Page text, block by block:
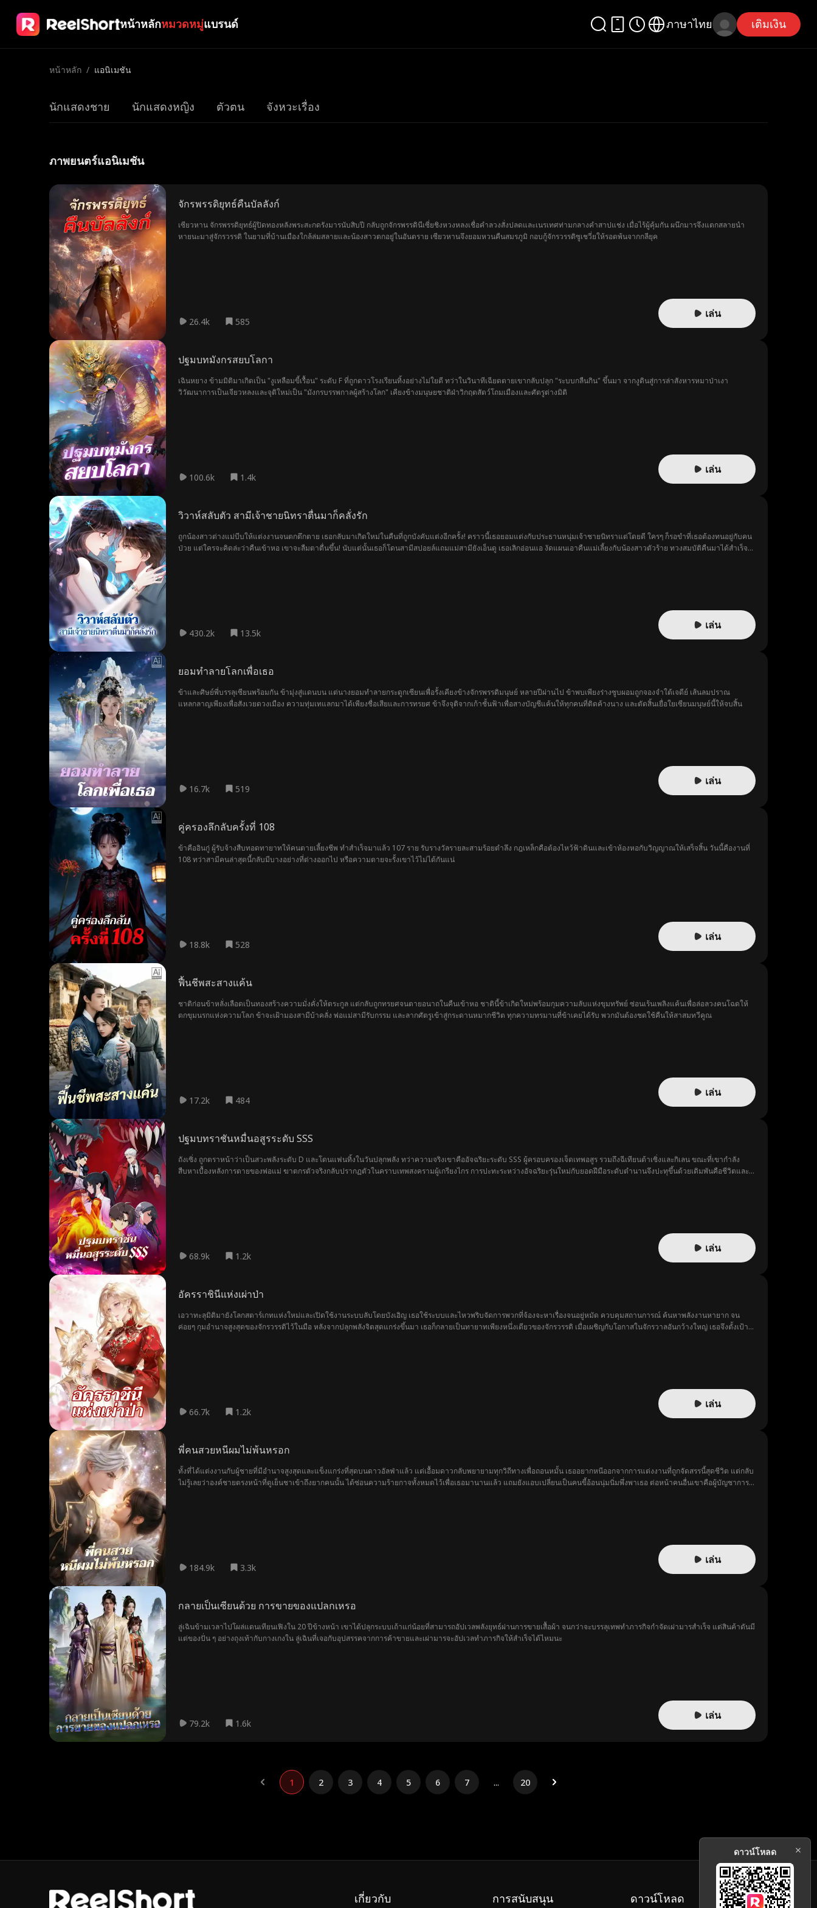
หน้าหลักหมวดหมู่แบรนด์ ภาษาไทย เติมเงิน
หน้าหลัก / แอนิเมชัน
นักแสดงชาย นักแสดงหญิง ตัวตน จังหวะเรื่อง
ภาพยนตร์แอนิเมชัน
จักรพรรดิยุทธ์คืนบัลลังก์
เซียวหาน จักรพรรดิยุทธ์ผู้ปิดทองหลังพระสะกดรังมารนับสิบปี กลับถูกจักรพรรดินีเซี่ยชิงหวงหลงเชื่อคำลวงสั่งปลดและเนรเทศท่ามกลางคำสาปแช่ง เมื่อไร้ผู้คุ้มกัน ผนึกมารจึงแตกสลายนำ
หายนะมาสู่จักรวรรดิ ในยามที่บ้านเมืองใกล้ล่มสลายและน้องสาวตกอยู่ในอันตราย เซียวหานจึงยอมหวนคืนสมรภูมิ กอบกู้จักรวรรดิซูเชวี่ยให้รอดพ้นจากกลียุค
26.4k 585
เล่น
ปฐมบทมังกรสยบโลกา
เฉินหยาง ข้ามมิติมาเกิดเป็น "งูเหลือมขี้เรื้อน" ระดับ F ที่ถูกดาวโรงเรียนทิ้งอย่างไม่ใยดี ทว่าในวินาทีเฉียดตายเขากลับปลุก "ระบบกลืนกิน" ขึ้นมา จากงูดินสู่การล่าสังหารหมาป่าเงา
วิวัฒนาการเป็นเจียวหลงและจุติใหม่เป็น "มังกรบรรพกาลผู้สร้างโลก" เคียงข้างมนุษยชาติฝ่าวิกฤตสัตว์โถมเมืองและศัตรูต่างมิติ
100.6k 1.4k
เล่น
วิวาห์สลับตัว สามีเจ้าชายนิทราตื่นมาก็คลั่งรัก
ถูกน้องสาวต่างแม่บีบให้แต่งงานจนตกตึกตาย เธอกลับมาเกิดใหม่ในคืนที่ถูกบังคับแต่งอีกครั้ง! คราวนี้เธอยอมแต่งกับประธานหนุ่มเจ้าชายนิทราแต่โดยดี ใครๆ ก็รอขำที่เธอต้องทนอยู่กับคน
ป่วย แต่ใครจะคิดล่ะว่าคืนเข้าหอ เขาจะลืมตาตื่นขึ้น! นับแต่นั้นเธอก็โดนสามีสปอยล์แถมแม่สามียังเอ็นดู เธอเลิกอ่อนแอ งัดแผนเอาคืนแม่เลี้ยงกับน้องสาวตัวร้าย ทวงสมบัติคืนมาได้สำเร็จ
430.2k 13.5k
เล่น
ยอมทำลายโลกเพื่อเธอ
ข้าและศิษย์พี่บรรลุเซียนพร้อมกัน ข้ามุ่งสู่แดนบน แต่นางยอมทำลายกระดูกเซียนเพื่อรั้งเคียงข้างจักรพรรดิมนุษย์ หลายปีผ่านไป ข้าพบเพียงร่างซูบผอมถูกจองจำใต้เจดีย์ เส้นลมปราณ
แหลกลาญเพียงเพื่อสังเวยดวงเมือง ความทุ่มเทแลกมาได้เพียงชื่อเสียและการทรยศ ข้าจึงจุติจากเก้าชั้นฟ้าเพื่อสางบัญชีแค้นให้ทุกคนที่ติดค้างนาง และตัดสิ้นเยื่อใยเซียนมนุษย์นี้ให้จบสิ้น
16.7k 519
เล่น
คู่ครองลึกลับครั้งที่ 108
ข้าคืออินกู่ ผู้รับจ้างสืบทอดทายาทให้คนตายเลี้ยงชีพ ทำสำเร็จมาแล้ว 107 ราย รับรางวัลรายละสามร้อยตำลึง กฎเหล็กคือต้องไหว้ฟ้าดินและเข้าห้องหอกับวิญญาณให้เสร็จสิ้น วันนี้คืองานที่
108 ทว่าสามีคนล่าสุดนี้กลับมีบางอย่างที่ต่างออกไป หรือความตายจะรั้งเขาไว้ไม่ได้กันแน่
18.8k 528
เล่น
ฟื้นชีพสะสางแค้น
ชาติก่อนข้าหลั่งเลือดเป็นทองสร้างความมั่งคั่งให้ตระกูล แต่กลับถูกทรยศจนตายอนาถในคืนเข้าหอ ชาตินี้ข้าเกิดใหม่พร้อมกุมความลับแห่งขุมทรัพย์ ซ่อนเร้นเพลิงแค้นเพื่อล่อลวงคนโฉดให้
ตกขุมนรกแห่งความโลภ ข้าจะเฝ้ามองสามีบ้าคลั่ง พ่อแม่สามีรับกรรม และลากศัตรูเข้าสู่กระดานหมากชีวิต ทุกความทรมานที่ข้าเคยได้รับ พวกมันต้องชดใช้คืนให้สาสมทวีคูณ
17.2k 484
เล่น
ปฐมบทราชันหมื่นอสูรระดับ SSS
ถังเซิ่ง ถูกตราหน้าว่าเป็นสวะพลังระดับ D และโดนแฟนทิ้งในวันปลุกพลัง ทว่าความจริงเขาคืออัจฉริยะระดับ SSS ผู้ครอบครองเจ็ดเทพอสูร รวมถึงฉีเทียนต้าเซิ่งและกิเลน ขณะที่เขากำลัง
สืบหาเบื้องหลังการตายของพ่อแม่ ฆาตกรตัวจริงกลับปรากฏตัวในคราบเทพสงครามผู้เกรียงไกร การปะทะระหว่างอัจฉริยะรุ่นใหม่กับยอดฝีมือระดับตำนานจึงปะทุขึ้นด้วยเดิมพันคือชีวิตและ
68.9k 1.2k
เล่น
อัครราชินีแห่งเผ่าป่า
เอวาทะลุมิติมายังโลกสตาร์เกทแห่งใหม่และเปิดใช้งานระบบลับโดยบังเอิญ เธอใช้ระบบและไหวพริบจัดการพวกที่จ้องจะหาเรื่องจนอยู่หมัด ควบคุมสถานการณ์ ค้นหาพลังงานหายาก จน
ค่อยๆ กุมอำนาจสูงสุดของจักรวรรดิไว้ในมือ หลังจากปลุกพลังจิตสุดแกร่งขึ้นมา เธอก็กลายเป็นทายาทเพียงหนึ่งเดียวของจักรวรรดิ เมื่อเผชิญกับโอกาสในจักรวาลอันกว้างใหญ่ เธอจึงตั้งเป้า
66.7k 1.2k
เล่น
พี่คนสวยหนีผมไม่พ้นหรอก
ทั้งที่ได้แต่งงานกับผู้ชายที่มีอำนาจสูงสุดและแข็งแกร่งที่สุดบนดาวอัลฟ่าแล้ว แต่เอื้อมดาวกลับพยายามทุกวิถีทางเพื่อถอนหมั้น เธออยากหนีออกจากการแต่งงานที่ถูกจัดสรรนี้สุดชีวิต แต่กลับ
ไม่รู้เลยว่าองค์ชายตรงหน้าที่ดูเย็นชาเข้าถึงยากคนนั้น ได้ซ่อนความร้ายกาจทั้งหมดไว้เพื่อเธอมานานแล้ว แถมยังแอบเปลี่ยนเป็นคนขี้อ้อนนุ่มนิ่มพึ่งพาเธอ ต่อหน้าคนอื่นเขาคือผู้บัญชาการ
184.9k 3.3k
เล่น
กลายเป็นเซียนด้วย การขายของแปลกเหรอ
ลู่เฉินข้ามเวลาไปโผล่แดนเทียนเฟิงใน 20 ปีข้างหน้า เขาได้ปลุกระบบเถ้าแก่น้อยที่สามารถอัปเวลพลังยุทธ์ผ่านการขายเสื้อผ้า จนกว่าจะบรรลุเทพทำภารกิจกำจัดเผ่ามารสำเร็จ แต่สินค้าดันมี
แต่ของปั่น ๆ อย่างถุงเท้ากับกางเกงใน ลู่เฉินที่เจอกับอุปสรรคจากการค้าขายและเผ่ามารจะอัปเวลทำภารกิจให้สำเร็จได้ไหมนะ
79.2k 1.6k
เล่น
1 2 3 4 5 6 7 ... 20
เกี่ยวกับ การสนับสนุน ดาวน์โหลด
ดาวน์โหลด